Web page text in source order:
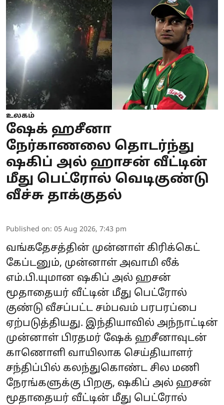
உலகம்
ஷேக் ஹசீனா
நேர்காணலை தொடர்ந்து
ஷகிப் அல் ஹாசன் வீட்டின்
மீது பெட்ரோல் வெடிகுண்டு
வீச்சு தாக்குதல்
Published on: 05 Aug 2026, 7:43 pm
வங்கதேசத்தின் முன்னாள் கிரிக்கெட்
கேப்டனும், முன்னாள் அவாமி லீக்
எம்.பி.யுமான ஷகிப் அல் ஹசன்
மூதாதையர் வீட்டின் மீது பெட்ரோல்
குண்டு வீசப்பட்ட சம்பவம் பரபரப்பை
ஏற்படுத்தியது. இந்தியாவில் அந்நாட்டின்
முன்னாள் பிரதமர் ஷேக் ஹசீனாவுடன்
காணொளி வாயிலாக செய்தியாளர்
சந்திப்பில் கலந்துகொண்ட சில மணி
நேரங்களுக்கு பிறகு, ஷகிப் அல் ஹசன்
மூதாதையர் வீட்டின் மீது பெட்ரோல்